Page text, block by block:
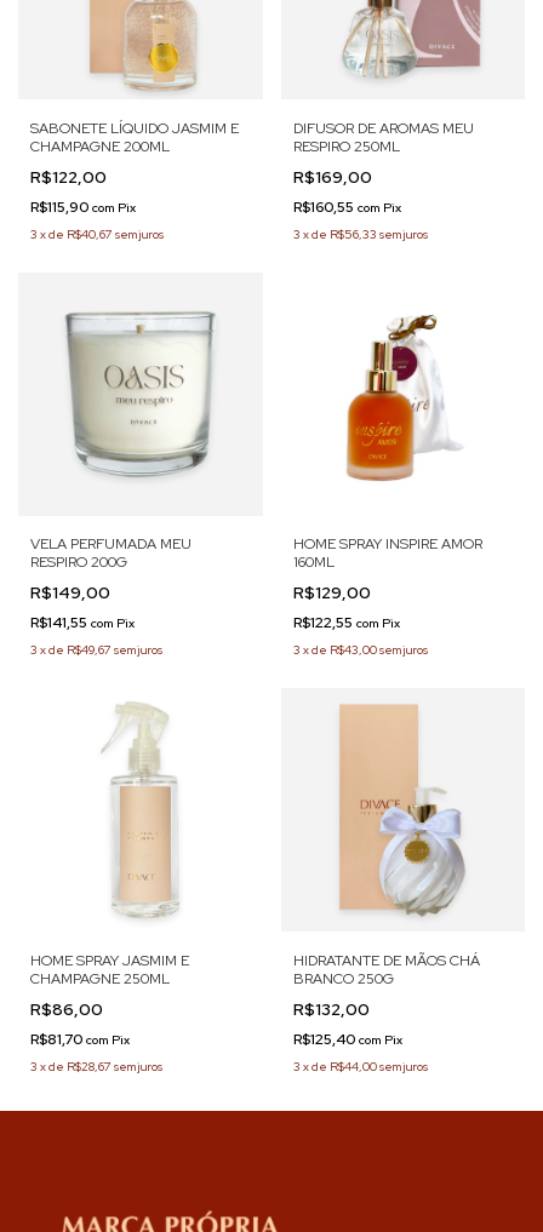
SABONETE LÍQUIDO JASMIM E
CHAMPAGNE 200ML
R$122,00
R$115,90 com Pix
3 xde R$40,67 sem juros
DIFUSOR DE AROMAS MEU
RESPIRO 250ML
R$169,00
R$160,55 com Pix
3 xde R$56,33 sem juros
VELA PERFUMADA MEU
RESPIRO 200G
R$149,00
R$141,55 com Pix
3 xde R$49,67 sem juros
HOME SPRAY INSPIRE AMOR
160ML
R$129,00
R$122,55 com Pix
3 xde R$43,00sem juros
HOME SPRAY JASMIM E
CHAMPAGNE 250ML
R$86,00
R$81,70 com Pix
3 xde R$28,67 sem juros
HIDRATANTE DE MÃOS CHÁ
BRANCO 250G
R$132,00
R$125,40 com Pix
3 xde R$44,00sem juros